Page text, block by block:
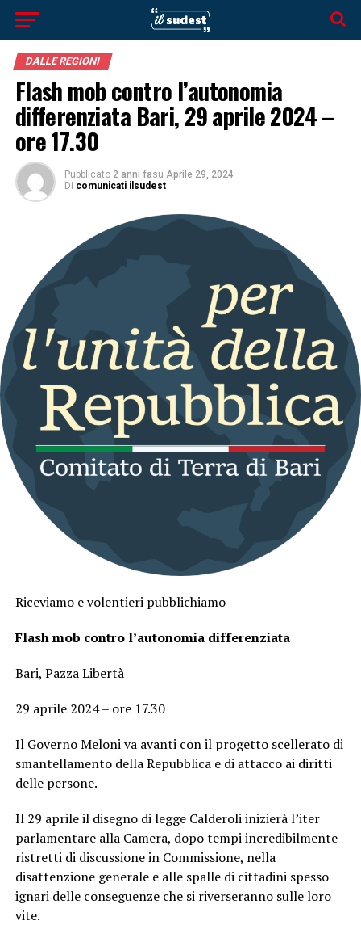
DALLE REGIONI
Flash mob contro l’autonomia
differenziata Bari, 29 aprile 2024 –
ore 17.30
Pubblicato 2 anni fasu Aprile 29, 2024
Di comunicati ilsudest
Riceviamo e volentieri pubblichiamo
Flash mob contro l’autonomia differenziata
Bari, Pazza Libertà
29 aprile 2024 – ore 17.30
Il Governo Meloni va avanti con il progetto scellerato di
smantellamento della Repubblica e di attacco ai diritti
delle persone.
Il 29 aprile il disegno di legge Calderoli inizierà l’iter
parlamentare alla Camera, dopo tempi incredibilmente
ristretti di discussione in Commissione, nella
disattenzione generale e alle spalle di cittadini spesso
ignari delle conseguenze che si riverseranno sulle loro
vite.